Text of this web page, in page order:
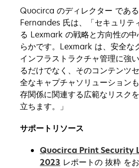
Quocirca のディレクター であ
Fernandes 氏は、「セキュリテ
る Lexmark の戦略と方向性の
らかです。Lexmark は、安全な
インフラストラクチャ管理に強
るだけでなく、そのコンテンツ
全なキャプチャソリューション
存関係に関連する広範なリスク
立ちます。」
サポートリソース
Quocirca Print Security
2023 レポートの 抜粋 を